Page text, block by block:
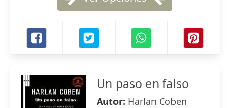
Un paso en falso
Autor: Harlan Coben